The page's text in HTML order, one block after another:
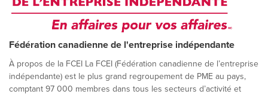
Fédération canadienne de l'entreprise indépendante
À propos de la FCEI La FCEI (Fédération canadienne de l’entreprise
indépendante) est le plus grand regroupement de PME au pays,
comptant 97 000 membres dans tous les secteurs d’activité et